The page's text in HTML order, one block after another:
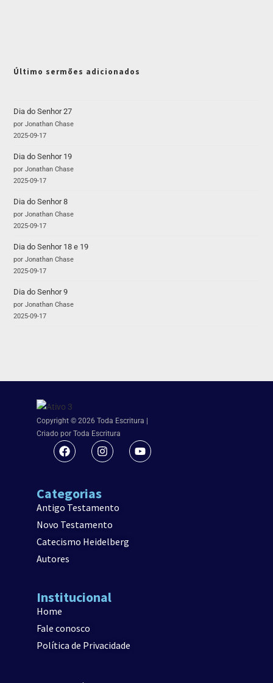
Último sermões adicionados
Dia do Senhor 27
por Jonathan Chase
2025-09-17
Dia do Senhor 19
por Jonathan Chase
2025-09-17
Dia do Senhor 8
por Jonathan Chase
2025-09-17
Dia do Senhor 18 e 19
por Jonathan Chase
2025-09-17
Dia do Senhor 9
por Jonathan Chase
2025-09-17
Copyright © 2026 Toda Escritura |
Criado por Toda Escritura
Categorias
Antigo Testamento
Novo Testamento
Catecismo Heidelberg
Autores
Institucional
Home
Fale conosco
Política de Privacidade